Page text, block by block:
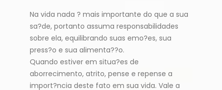
Na vida nada ? mais importante do que a sua
sa?de, portanto assuma responsabilidades
sobre ela, equilibrando suas emo?es, sua
press?o e sua alimenta??o.
Quando estiver em situa?es de
aborrecimento, atrito, pense e repense a
import?ncia deste fato em sua vida. Vale a